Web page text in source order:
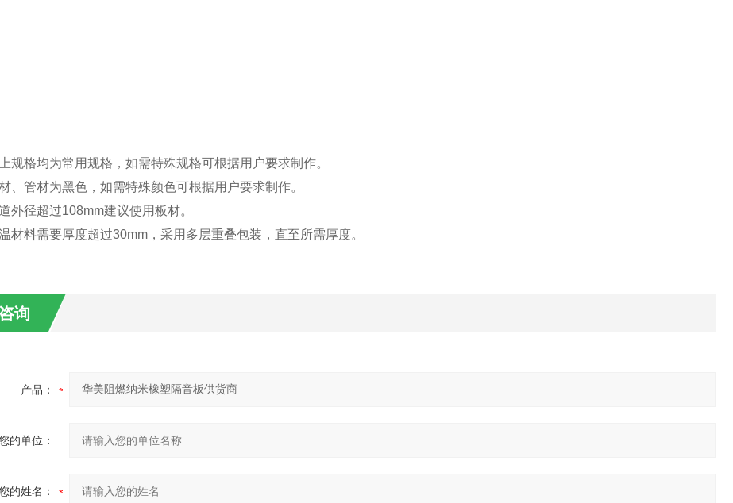
规格均为常用规格，如需特殊规格可根据用户要求制作。
、管材为黑色，如需特殊颜色可根据用户要求制作。
外径超过108mm建议使用板材。
材料需要厚度超过30mm，采用多层重叠包装，直至所需厚度。
询
产品：
的单位：
的姓名：